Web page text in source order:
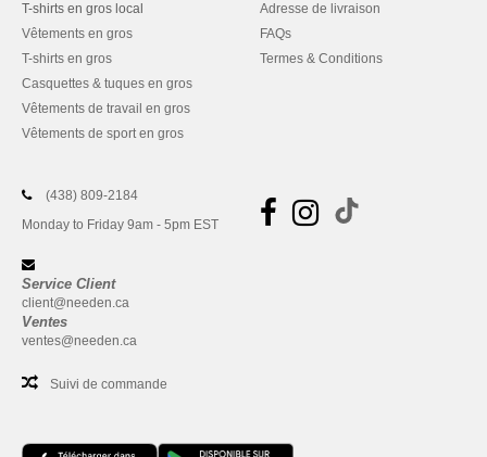
T-shirts en gros local
Vêtements en gros
T-shirts en gros
Casquettes & tuques en gros
Vêtements de travail en gros
Vêtements de sport en gros
Adresse de livraison
FAQs
Termes & Conditions
(438) 809-2184
Monday to Friday 9am - 5pm EST
Service Client
client@needen.ca
Ventes
ventes@needen.ca
Suivi de commande